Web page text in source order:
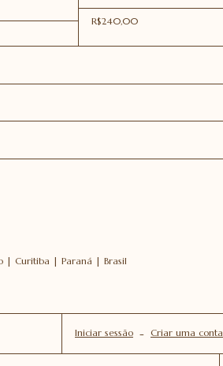
R$240,00
| Curitiba | Paraná | Brasil
Iniciar sessão - Criar uma conta